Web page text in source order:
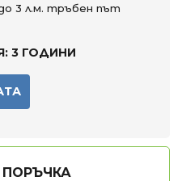
3 л.м. тръбен път
3 ГОДИНИ